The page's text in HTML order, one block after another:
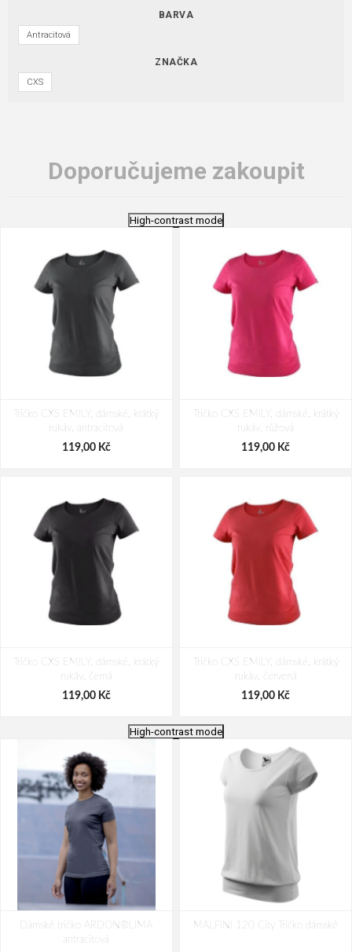
BARVA
Antracitová
ZNAČKA
CXS
Doporučujeme zakoupit
High-contrast mode
Tričko CXS EMILY, dámské, krátký
rukáv, antracitová
119,00 Kč
Tričko CXS EMILY, dámské, krátký
rukáv, růžová
119,00 Kč
Tričko CXS EMILY, dámské, krátký
rukáv, černá
119,00 Kč
Tričko CXS EMILY, dámské, krátký
rukáv, červená
119,00 Kč
Tričko CXS EMILY, dámské, krátký
rukáv, bílá
119,00 Kč
rukáv, azurově modrá
High-contrast mode
Dámské tričko ARDON®LIMA
antracitová
MALFINI 120 City Tričko dámské